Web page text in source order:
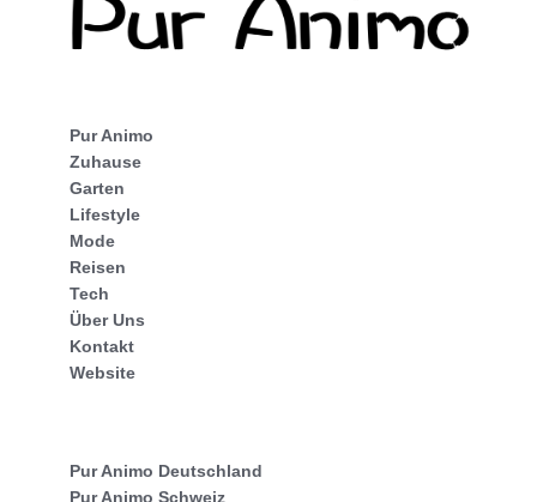
Pur Animo
Zuhause
Garten
Lifestyle
Mode
Reisen
Tech
Über Uns
Kontakt
Website
Pur Animo Deutschland
Pur Animo Schweiz